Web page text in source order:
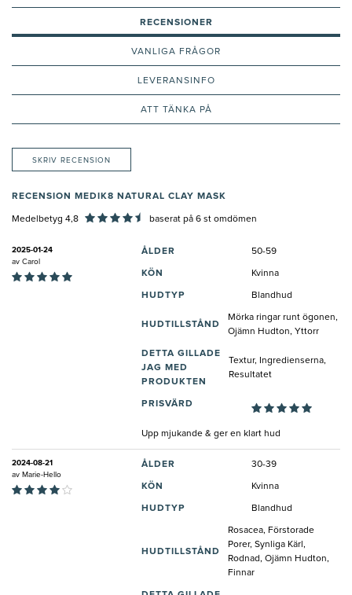
RECENSIONER
VANLIGA FRÅGOR
LEVERANSINFO
ATT TÄNKA PÅ
SKRIV RECENSION
RECENSION MEDIK8 NATURAL CLAY MASK
Medelbetyg 4,8 baserat på 6 st omdömen
2025-01-24
av Carol
ÅLDER 50-59
KÖN Kvinna
HUDTYP Blandhud
HUDTILLSTÅND
Mörka ringar runt ögonen,
Ojämn Hudton, Yttorr
DETTA GILLADE
JAG MED
PRODUKTEN
Textur, Ingredienserna,
Resultatet
PRISVÄRD
Upp mjukande & ger en klart hud
2024-08-21
av Marie-Hello
ÅLDER 30-39
KÖN Kvinna
HUDTYP Blandhud
HUDTILLSTÅND
Rosacea, Förstorade
Porer, Synliga Kärl,
Rodnad, Ojämn Hudton,
Finnar